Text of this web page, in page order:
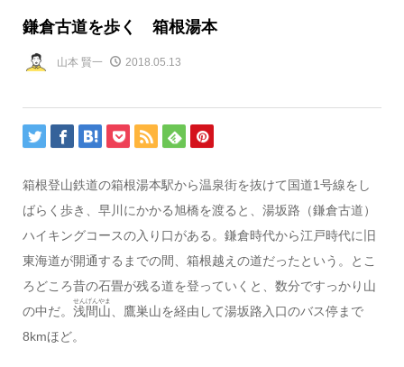
鎌倉古道を歩く 箱根湯本
山本 賢一 2018.05.13
箱根登山鉄道の箱根湯本駅から温泉街を抜けて国道1号線をし
ばらく歩き、早川にかかる旭橋を渡ると、湯坂路（鎌倉古道）
ハイキングコースの入り口がある。鎌倉時代から江戸時代に旧
東海道が開通するまでの間、箱根越えの道だったという。とこ
ろどころ昔の石畳が残る道を登っていくと、数分ですっかり山
の中だ。 浅間山
せんげんやま
、鷹巣山を経由して湯坂路入口のバス停まで
8kmほど。